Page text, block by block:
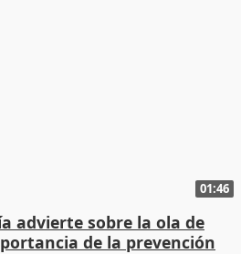
01:46
advierte sobre la ola de
de la prevención